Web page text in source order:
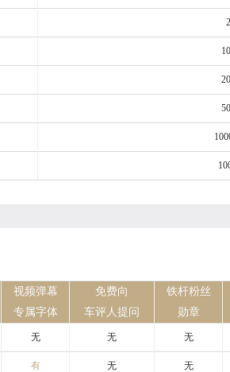
视频弹幕
专属字体
免费向
车评人提问
铁杆粉丝
勋章
无 无 无
有 无 无